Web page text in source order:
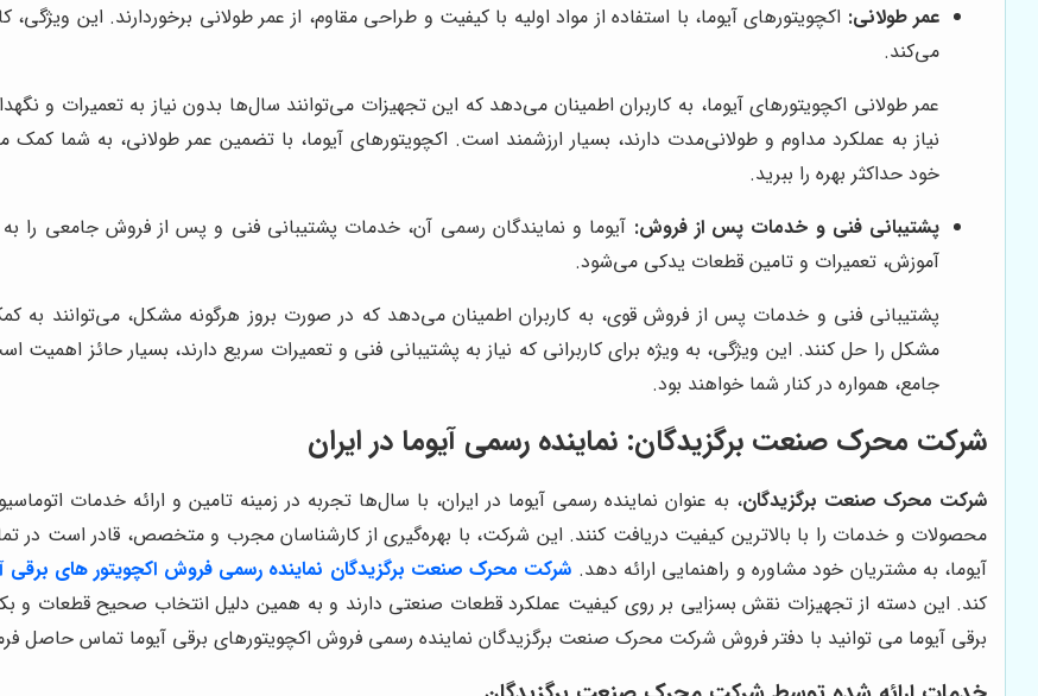
عمر طولانی: اکچویتورهای آیوما، با استفاده از مواد اولیه با کیفیت و طراحی مقاوم، از عمر طولانی برخوردارند. این
می‌کند.
عمر طولانی اکچویتورهای آیوما، به کاربران اطمینان می‌دهد که این تجهیزات می‌توانند سال‌ها بدون نیاز به تعمیرات و
نیاز به عملکرد مداوم و طولانی‌مدت دارند، بسیار ارزشمند است. اکچویتورهای آیوما، با تضمین عمر طولانی، به شما
خود حداکثر بهره را ببرید.
پشتیبانی فنی و خدمات پس از فروش: آیوما و نمایندگان رسمی آن، خدمات پشتیبانی فنی و پس از فروش جامعی را
آموزش، تعمیرات و تامین قطعات یدکی می‌شود.
پشتیبانی فنی و خدمات پس از فروش قوی، به کاربران اطمینان می‌دهد که در صورت بروز هرگونه مشکل، می‌توانند
مشکل را حل کنند. این ویژگی، به ویژه برای کاربرانی که نیاز به پشتیبانی فنی و تعمیرات سریع دارند، بسیار حائز
جامع، همواره در کنار شما خواهند بود.
شرکت محرک صنعت برگزیدگان: نماینده رسمی آیوما در ایران
شرکت محرک صنعت برگزیدگان، به عنوان نماینده رسمی آیوما در ایران، با سال‌ها تجربه در زمینه تامین و ارائه خدمات
محصولات و خدمات را با بالاترین کیفیت دریافت کنند. این شرکت، با بهره‌گیری از کارشناسان مجرب و متخصص، قادر است در
آیوما، به مشتریان خود مشاوره و راهنمایی ارائه دهد. شرکت محرک صنعت برگزیدگان نماینده رسمی فروش اکچویتور های برقی
کند. این دسته از تجهیزات نقش بسزایی بر روی کیفیت عملکرد قطعات صنعتی دارند و به همین دلیل انتخاب صحیح قطعات و
برقی آیوما می توانید با دفتر فروش شرکت محرک صنعت برگزیدگان نماینده رسمی فروش اکچویتورهای برقی آیوما تماس حاصل